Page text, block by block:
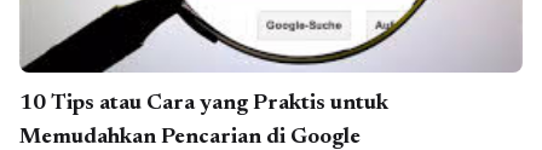
10 Tips atau Cara yang Praktis untuk
Memudahkan Pencarian di Google